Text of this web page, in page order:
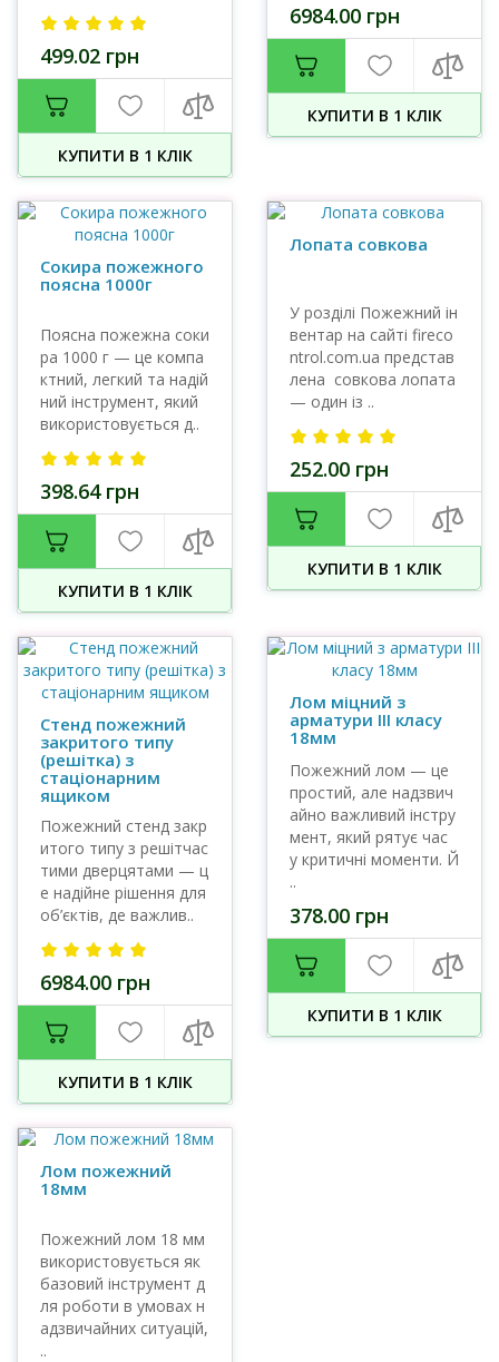
499.02 грн
КУПИТИ В 1 КЛIК
6984.00 грн
КУПИТИ В 1 КЛIК
Сокира пожежного
поясна 1000г
Поясна пожежна соки
ра 1000 г — це компа
ктний, легкий та надій
ний інструмент, який
використовується д..
398.64 грн
КУПИТИ В 1 КЛIК
Лопата совкова
У розділі Пожежний ін
вентар на сайті fireco
ntrol.com.ua представ
лена совкова лопата
— один із ..
252.00 грн
КУПИТИ В 1 КЛIК
Стенд пожежний
закритого типу
(решітка) з
стаціонарним
ящиком
Пожежний стенд закр
итого типу з решітчас
тими дверцятами — ц
е надійне рішення для
об’єктів, де важлив..
6984.00 грн
КУПИТИ В 1 КЛIК
Лом міцний з
арматури III класу
18мм
Пожежний лом — це
простий, але надзвич
айно важливий інстру
мент, який рятує час
у критичні моменти. Й
..
378.00 грн
КУПИТИ В 1 КЛIК
Лом пожежний
18мм
Пожежний лом 18 мм
використовується як
базовий інструмент д
ля роботи в умовах н
адзвичайних ситуацій,
..